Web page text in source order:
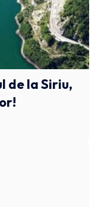
de la Siriu,